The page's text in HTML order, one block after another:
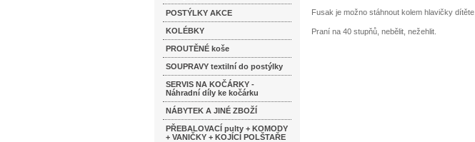
POSTÝLKY AKCE
KOLÉBKY
PROUTĚNÉ koše
SOUPRAVY textilní do postýlky
SERVIS NA KOČÁRKY -
Náhradní díly ke kočárku
NÁBYTEK A JINÉ ZBOŽÍ
PŘEBALOVACÍ pulty + KOMODY
+ VANIČKY + KOJÍCÍ POLŠTAŘE
Fusak je možno stáhnout kolem hlavičky dítěte.
Praní na 40 stupňů, nebělit, nežehlit.